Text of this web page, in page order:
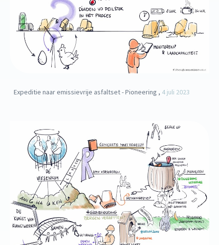
Expeditie naar emissievrije asfaltset - Pioneering , 4 juli 2023